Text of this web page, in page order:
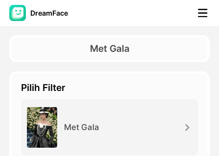
DreamFace
Video AI
Foto AI
Alat lainnya
Met Gala
Pilih Filter
Met Gala